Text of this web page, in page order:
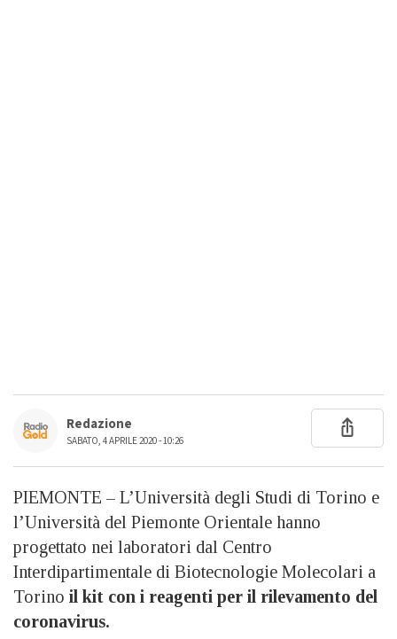
Redazione
SABATO, 4 APRILE 2020 - 10:26
PIEMONTE – L’Università degli Studi di Torino e
l’Università del Piemonte Orientale hanno
progettato nei laboratori dal Centro
Interdipartimentale di Biotecnologie Molecolari a
Torino il kit con i reagenti per il rilevamento del
coronavirus.